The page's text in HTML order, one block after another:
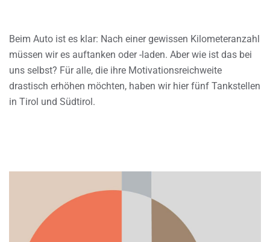
Beim Auto ist es klar: Nach einer gewissen Kilometeranzahl
müssen wir es auftanken oder -laden. Aber wie ist das bei
uns selbst? Für alle, die ihre Motivationsreichweite
drastisch erhöhen möchten, haben wir hier fünf Tankstellen
in Tirol und Südtirol.